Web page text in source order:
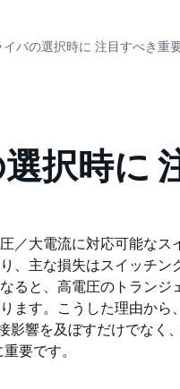
バの選択時に 注目すべき重
択時に
大電流に対応可能な
主な損失はスイッチ
ると、高電圧のトラン
ます。こうした理由か
響を及ぼすだけでな
要です。